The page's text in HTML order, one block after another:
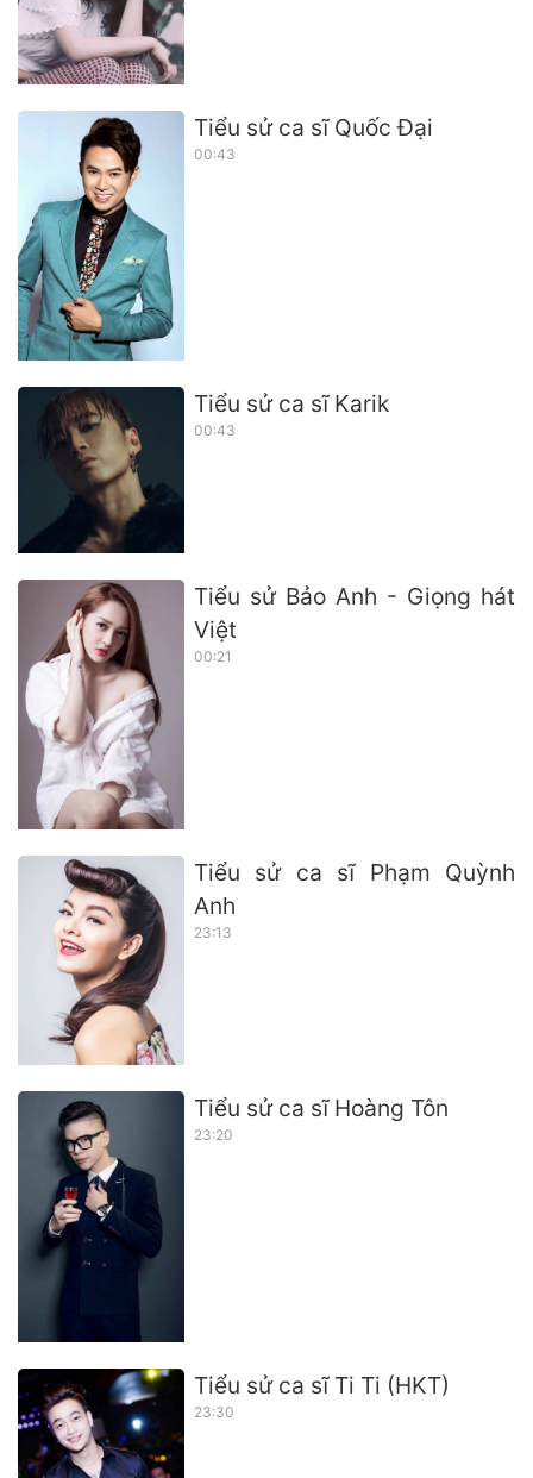
Tiểu sử ca sĩ Quốc Đại
00:43
Tiểu sử ca sĩ Karik
00:43
Tiểu sử Bảo Anh - Giọng hát
Việt
00:21
Tiểu sử ca sĩ Phạm Quỳnh
Anh
23:13
Tiểu sử ca sĩ Hoàng Tôn
23:20
Tiểu sử ca sĩ Ti Ti (HKT)
23:30